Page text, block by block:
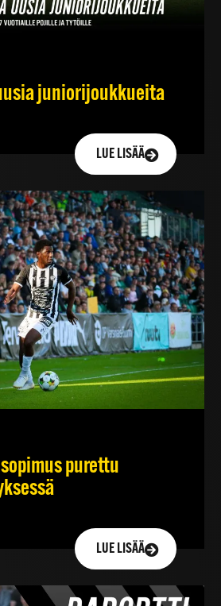
juniorijoukkueita
LUE LISÄÄ
purettu
LUE LISÄÄ